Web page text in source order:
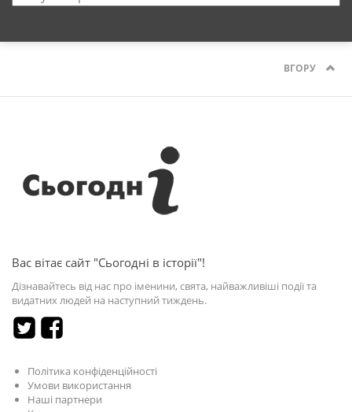
ВГОРУ
Вас вітає сайт "Сьогодні в історії"!
Дізнавайтесь від нас про іменини, свята, найважливіші події та
видатних людей на наступний тиждень.
Політика конфіденційності
Умови використання
Наші партнери